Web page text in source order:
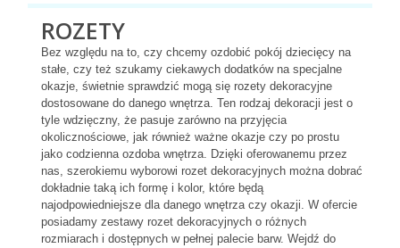
I DODATKI SPOŻYWCZE
STÓŁ PARTY
IMPREZOWE
/PRZEKŁADKI/WSPORNIKI/BANKETÓWKI
ROZETY
Bez względu na to, czy chcemy ozdobić pokój dziecięcy na
stałe, czy też szukamy ciekawych dodatków na specjalne
okazje, świetnie sprawdzić mogą się rozety dekoracyjne
dostosowane do danego wnętrza. Ten rodzaj dekoracji jest o
tyle wdzięczny, że pasuje zarówno na przyjęcia
okolicznościowe, jak również ważne okazje czy po prostu
jako codzienna ozdoba wnętrza. Dzięki oferowanemu przez
nas, szerokiemu wyborowi rozet dekoracyjnych można dobrać
dokładnie taką ich formę i kolor, które będą
najodpowiedniejsze dla danego wnętrza czy okazji. W ofercie
posiadamy zestawy rozet dekoracyjnych o różnych
rozmiarach i dostępnych w pełnej palecie barw. Wejdź do